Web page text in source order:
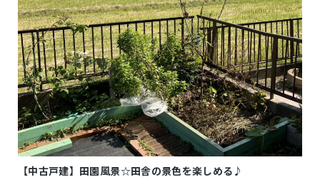
【中古戸建】田園風景☆田舎の景色を楽しめる♪